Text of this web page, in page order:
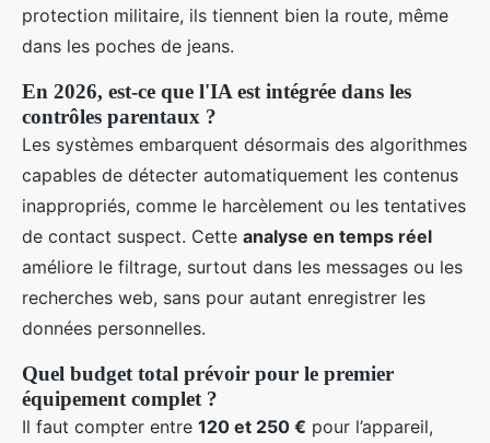
protection militaire, ils tiennent bien la route, même
dans les poches de jeans.
En 2026, est-ce que l'IA est intégrée dans les
contrôles parentaux ?
Les systèmes embarquent désormais des algorithmes
capables de détecter automatiquement les contenus
inappropriés, comme le harcèlement ou les tentatives
de contact suspect. Cette analyse en temps réel
améliore le filtrage, surtout dans les messages ou les
recherches web, sans pour autant enregistrer les
données personnelles.
Quel budget total prévoir pour le premier
équipement complet ?
Il faut compter entre 120 et 250 € pour l’appareil,